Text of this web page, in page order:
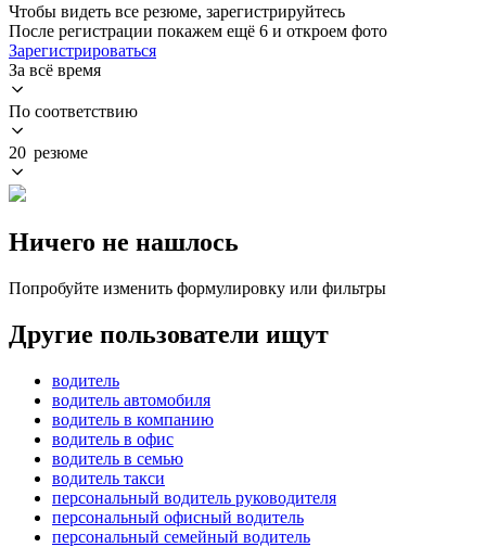
Чтобы видеть все резюме, зарегистрируйтесь
После регистрации покажем ещё 6 и откроем фото
Зарегистрироваться
За всё время
По соответствию
20 резюме
Ничего не нашлось
Попробуйте изменить формулировку или фильтры
Другие пользователи ищут
водитель
водитель автомобиля
водитель в компанию
водитель в офис
водитель в семью
водитель такси
персональный водитель руководителя
персональный офисный водитель
персональный семейный водитель